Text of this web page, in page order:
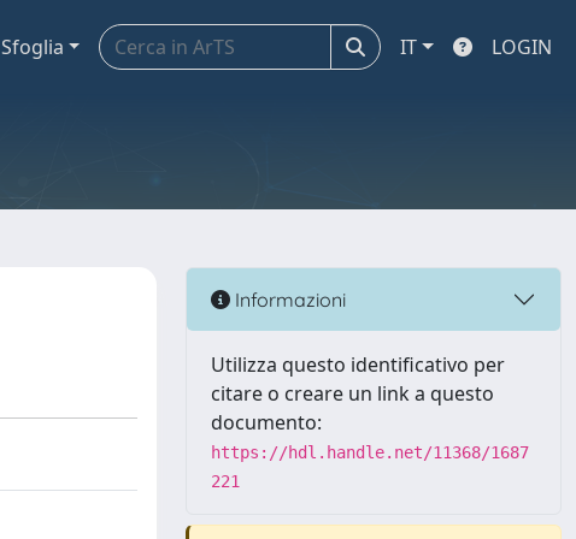
Sfoglia IT LOGIN
Informazioni
Utilizza questo identificativo per
citare o creare un link a questo
documento:
https://hdl.handle.net/11368/1687
221